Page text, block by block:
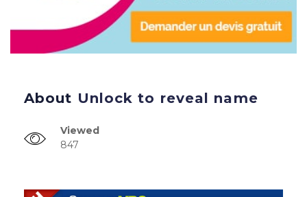
About Unlock to reveal name
Viewed
847